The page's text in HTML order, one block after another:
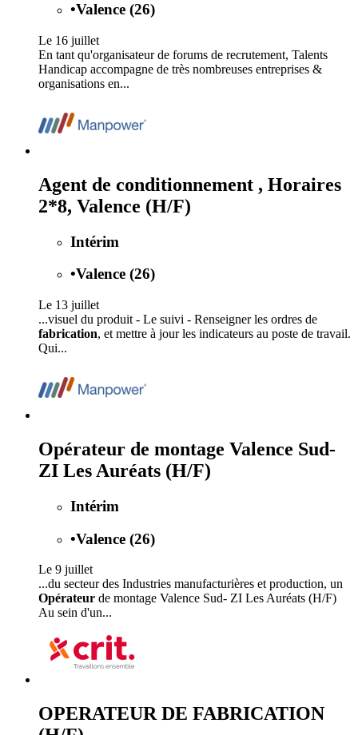
•Valence (26)
Le 16 juillet
En tant qu'organisateur de forums de recrutement, Talents
Handicap accompagne de très nombreuses entreprises &
organisations en...
Agent de conditionnement , Horaires
2*8, Valence (H/F)
Intérim
•Valence (26)
Le 13 juillet
...visuel du produit - Le suivi - Renseigner les ordres de
fabrication, et mettre à jour les indicateurs au poste de travail.
Qui...
Opérateur de montage Valence Sud-
ZI Les Auréats (H/F)
Intérim
•Valence (26)
Le 9 juillet
...du secteur des Industries manufacturières et production, un
Opérateur de montage Valence Sud- ZI Les Auréats (H/F)
Au sein d'un...
OPERATEUR DE FABRICATION